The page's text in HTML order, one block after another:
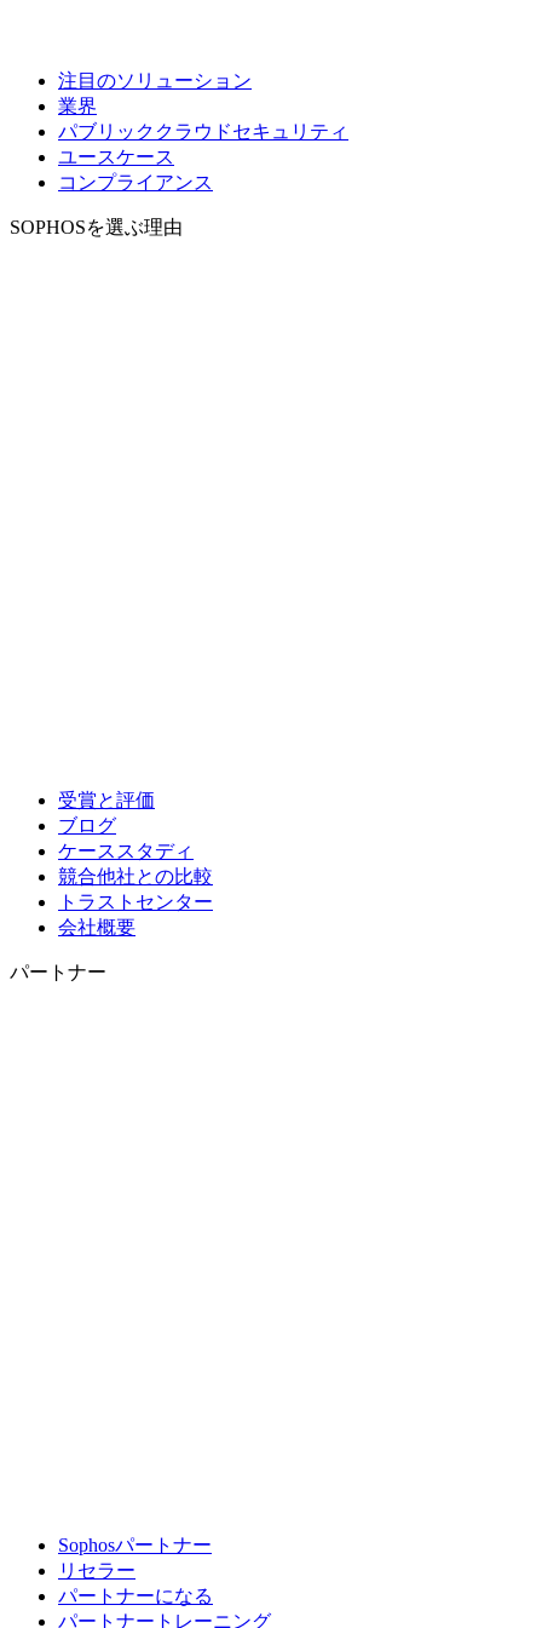
注目のソリューション
業界
パブリッククラウドセキュリティ
ユースケース
コンプライアンス
SOPHOSを選ぶ理由
受賞と評価
ブログ
ケーススタディ
競合他社との比較
トラストセンター
会社概要
パートナー
Sophosパートナー
リセラー
パートナーになる
パートナートレーニング